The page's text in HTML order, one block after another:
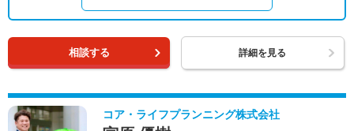
相談する 詳細を見る
コア・ライフプランニング株式会社